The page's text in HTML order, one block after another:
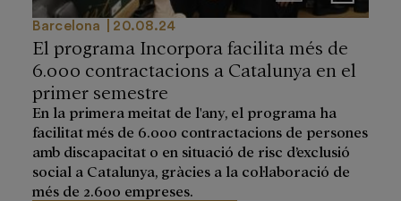
Barcelona 20.08.24
El programa Incorpora facilita més de
6.000 contractacions a Catalunya en el
primer semestre
En la primera meitat de l'any, el programa ha
facilitat més de 6.000 contractacions de persones
amb discapacitat o en situació de risc d’exclusió
social a Catalunya, gràcies a la col·laboració de
més de 2.600 empreses.